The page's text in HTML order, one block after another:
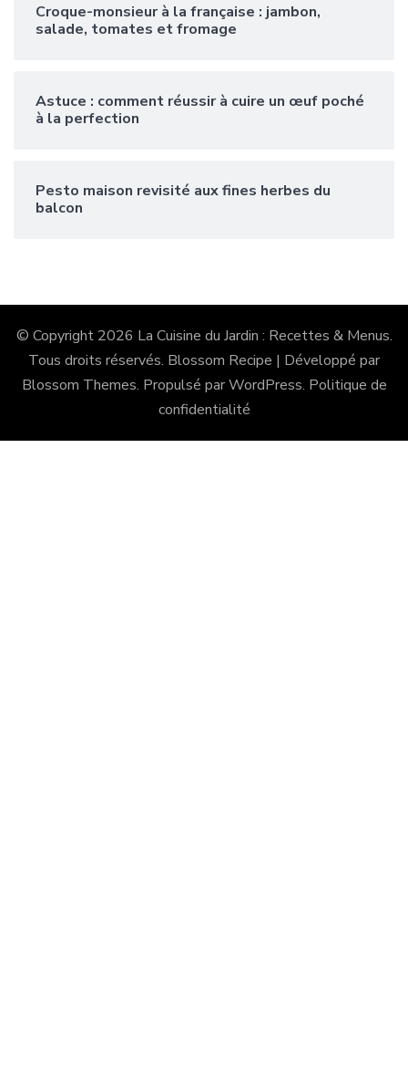
Croque-monsieur à la française : jambon,
salade, tomates et fromage
Astuce : comment réussir à cuire un œuf poché
à la perfection
Pesto maison revisité aux fines herbes du
balcon
© Copyright 2026 La Cuisine du Jardin : Recettes & Menus.
Tous droits réservés. Blossom Recipe | Développé par
Blossom Themes. Propulsé parWordPress. Politique de
confidentialité